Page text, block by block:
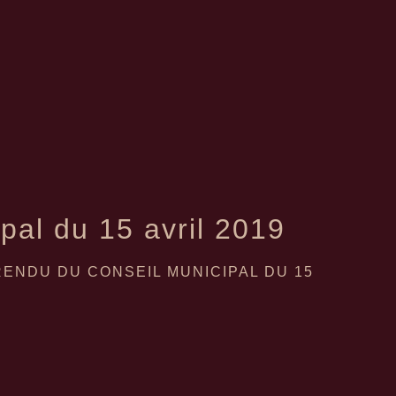
du 15 avril 2019
DU CONSEIL MUNICIPAL DU 15